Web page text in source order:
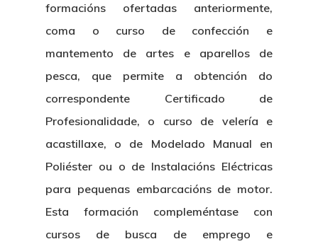
formacións ofertadas anteriormente,
coma o curso de confección e
mantemento de artes e aparellos de
pesca, que permite a obtención do
correspondente Certificado de
Profesionalidade, o curso de velería e
acastillaxe, o de Modelado Manual en
Poliéster ou o de Instalacións Eléctricas
para pequenas embarcacións de motor.
Esta formación compleméntase con
cursos de busca de emprego e